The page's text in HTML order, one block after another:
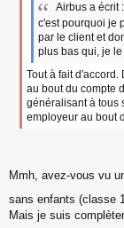
Airbus a écrit :
c'est pourquoi je
par le client et
plus bas qui, je
Tout à fait
au bout du compte
généralisant à tous
employeur au bout
Mmh, avez-vous vu
sans enfants (classe
Mais je suis